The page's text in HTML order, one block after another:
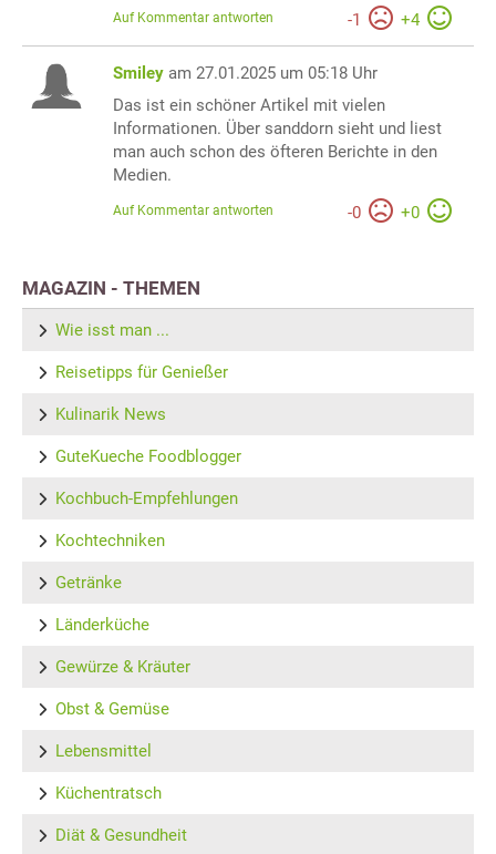
-1 +4
Auf Kommentar antworten
Smiley am 27.01.2025 um 05:18 Uhr
Das ist ein schöner Artikel mit vielen
Informationen. Über sanddorn sieht und liest
man auch schon des öfteren Berichte in den
Medien.
-0 +0
Auf Kommentar antworten
MAGAZIN - THEMEN
Wie isst man ...
Reisetipps für Genießer
Kulinarik News
GuteKueche Foodblogger
Kochbuch-Empfehlungen
Kochtechniken
Getränke
Länderküche
Gewürze & Kräuter
Obst & Gemüse
Lebensmittel
Küchentratsch
Diät & Gesundheit